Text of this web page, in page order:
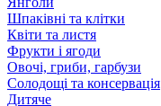
Шпаківні та клітки
Квіти та листя
Фрукти і ягоди
Овочі, гриби, гарбузи
Солодощі та консервація
Дитяче